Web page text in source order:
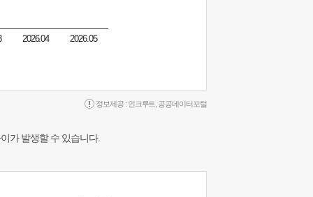
2026.04 2026.05
정보제공 : 인크루트 공공데이터포털
가 발생할 수 있습니다.